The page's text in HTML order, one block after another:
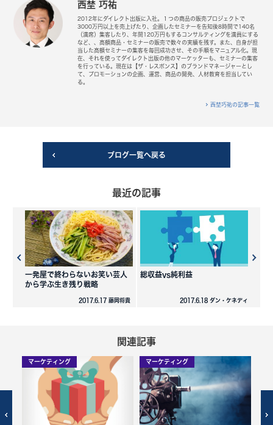
西埜 巧祐
2012年にダイレクト出版に入社。１つの商品の販売プロジェクトで
3000万円以上を売上げたり、企画したセミナーを告知後8時間で140名
（満席）集客したり、年間120万円もするコンサルティングを満員にする
など、、高額商品・セミナーの販売で数々の実績を残す。また、自身が担
当した高額セミナーの集客を毎回成功させ、その手順をマニュアル化。現
在、それを使ってダイレクト出版の他のマーケッターも、セミナーの集客
を行っている。現在は【ザ・レスポンス】のブランドマネージャーとし
て、プロモーションの企画、運営、商品の開発、人材教育を担当してい
る。
西埜巧祐の記事一覧
ブログ一覧へ戻る
最近の記事
一発屋で終わらないお笑い芸人
から学ぶ生き残り戦略
2017.6.17 藤岡将貴
総収益vs純利益
2017.6.18 ダン・ケネディ
関連記事
マーケティング マーケティング